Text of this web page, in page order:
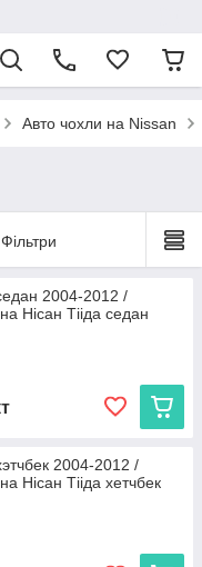
Авто чохли на Nissan
Фільтри
2004-2012 /
Нісан Тііда седан
2004-2012 /
Нісан Тііда хетчбек